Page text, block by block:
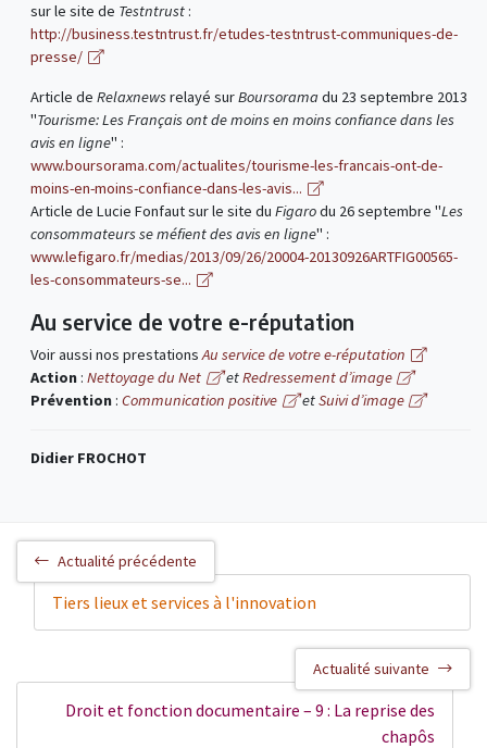
sur le site de Testntrust:
http://business.testntrust.fr/etudes-testntrust-communiques-de-
presse/
Article de Relaxnews relayé surBoursoramadu 23 septembre 2013
"Tourisme: Les Français ont de moins en moins confiance dans les
avis en ligne" :
www.boursorama.com/actualites/tourisme-les-francais-ont-de-
moins-en-moins-confiance-dans-les-avis...
Article de Lucie Fonfaut sur le site du Figarodu 26 septembre "Les
consommateurs se méfient des avis en ligne" :
www.lefigaro.fr/medias/2013/09/26/20004-20130926ARTFIG00565-
les-consommateurs-se...
Au service de votre e-réputation
Voir aussi nos prestationsAu service de votre e-réputation
Action: Nettoyage du Net etRedressement d’image
Prévention : Communication positive etSuivi d’image
Didier FROCHOT
Actualité précédente
Tiers lieux et services à l'innovation
Actualité suivante
Droit et fonction documentaire – 9 : La reprise des
chapôs